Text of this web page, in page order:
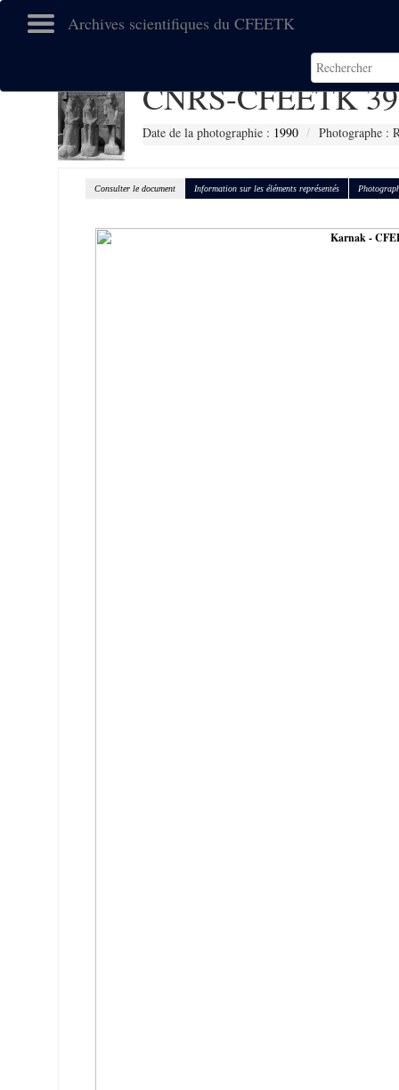
Archives scientifiques du CFEETK
CNRS-CFEETK
Date de la photographie : 1990 Photographe :
Consulter le document Information sur les éléments représentés